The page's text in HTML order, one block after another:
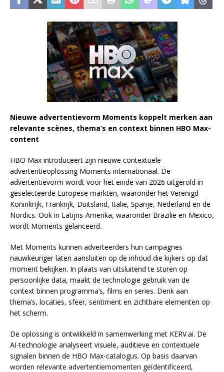
Nieuwe advertentievorm Moments koppelt merken aan
relevante scènes, thema’s en context binnen HBO Max-
content
HBO Max introduceert zijn nieuwe contextuele
advertentieoplossing Moments internationaal. De
advertentievorm wordt voor het einde van 2026 uitgerold in
geselecteerde Europese markten, waaronder het Verenigd
Koninkrijk, Frankrijk, Duitsland, Italië, Spanje, Nederland en de
Nordics. Ook in Latijns-Amerika, waaronder Brazilië en Mexico,
wordt Moments gelanceerd.
Met Moments kunnen adverteerders hun campagnes
nauwkeuriger laten aansluiten op de inhoud die kijkers op dat
moment bekijken. In plaats van uitsluitend te sturen op
persoonlijke data, maakt de technologie gebruik van de
context binnen programma’s, films en series. Denk aan
thema’s, locaties, sfeer, sentiment en zichtbare elementen op
het scherm.
De oplossing is ontwikkeld in samenwerking met KERV.ai. De
AI-technologie analyseert visuele, auditieve en contextuele
signalen binnen de HBO Max-catalogus. Op basis daarvan
worden relevante advertentiemomenten geïdentificeerd,